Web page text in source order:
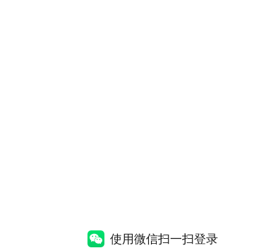
使用微信扫一扫登录